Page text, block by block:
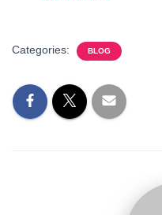
Categories: BLOG